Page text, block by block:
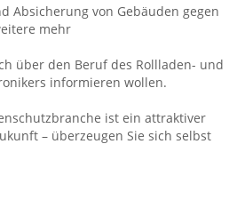
Absicherung von Gebäuden gegen
mehr
über den Beruf des Rollladen- und
informieren wollen.
ist ein attraktiver
– überzeugen Sie sich selbst